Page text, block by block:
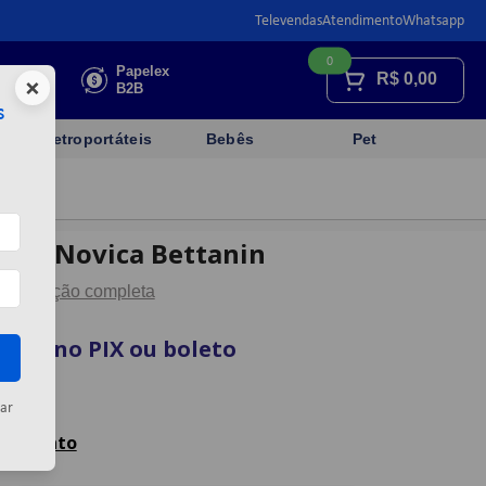
TelevendasAtendimentoWhatsapp
Faça sua
cotação
Papelex
B2B
R$ 0,00
0
Eletroportáteis Bebês Pet
Novica Bettanin
Descrição completa
vista no PIX ou boleto
×